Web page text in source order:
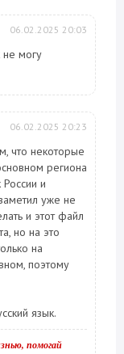
06.02.2025 20:03
не могу
06.02.2025 20:23
что некоторые
региона
и
уже не
и этот файл
но на это
на
поэтому
язык.
помогай